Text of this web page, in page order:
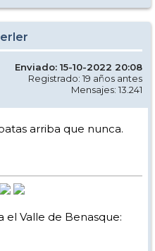
Enviado: 15-10-2022 20:08
Registrado: 19 años antes
Mensajes: 13.241
arriba que nunca.
el Valle de Benasque: